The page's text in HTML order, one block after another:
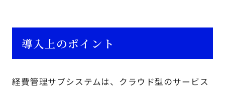
導入上のポイント
経費管理サブシステムは、クラウド型のサービス